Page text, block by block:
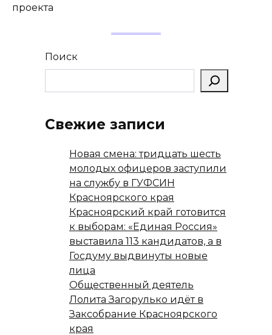
проекта
Поиск
Свежие записи
Новая смена: тридцать шесть
молодых офицеров заступили
на службу в ГУФСИН
Красноярского края
Красноярский край готовится
к выборам: «Единая Россия»
выставила 113 кандидатов, а в
Госдуму выдвинуты новые
лица
Общественный деятель
Лолита Загорулько идёт в
Заксобрание Красноярского
края